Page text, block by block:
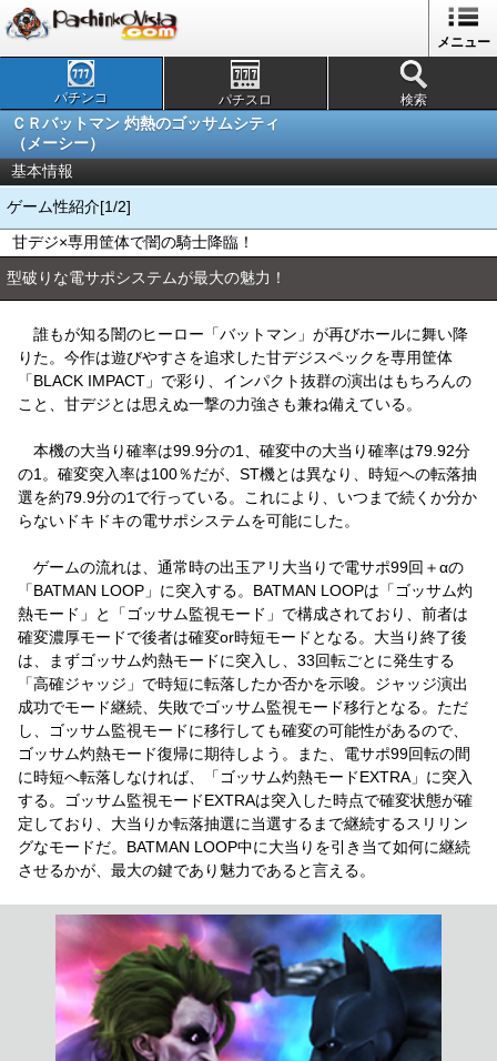
メニュー
パチンコ パチスロ 検索
ＣＲバットマン 灼熱のゴッサムシティ
（メーシー）
基本情報
ゲーム性紹介[1/2]
甘デジ×専用筐体で闇の騎士降臨！
型破りな電サポシステムが最大の魅力！
誰もが知る闇のヒーロー「バットマン」が再びホールに舞い降
りた。今作は遊びやすさを追求した甘デジスペックを専用筐体
「BLACK IMPACT」で彩り、インパクト抜群の演出はもちろんの
こと、甘デジとは思えぬ一撃の力強さも兼ね備えている。
本機の大当り確率は99.9分の1、確変中の大当り確率は79.92分
の1。確変突入率は100％だが、ST機とは異なり、時短への転落抽
選を約79.9分の1で行っている。これにより、いつまで続くか分か
らないドキドキの電サポシステムを可能にした。
ゲームの流れは、通常時の出玉アリ大当りで電サポ99回＋αの
「BATMAN LOOP」に突入する。BATMAN LOOPは「ゴッサム灼
熱モード」と「ゴッサム監視モード」で構成されており、前者は
確変濃厚モードで後者は確変or時短モードとなる。大当り終了後
は、まずゴッサム灼熱モードに突入し、33回転ごとに発生する
「高確ジャッジ」で時短に転落したか否かを示唆。ジャッジ演出
成功でモード継続、失敗でゴッサム監視モード移行となる。ただ
し、ゴッサム監視モードに移行しても確変の可能性があるので、
ゴッサム灼熱モード復帰に期待しよう。また、電サポ99回転の間
に時短へ転落しなければ、「ゴッサム灼熱モードEXTRA」に突入
する。ゴッサム監視モードEXTRAは突入した時点で確変状態が確
定しており、大当りか転落抽選に当選するまで継続するスリリン
グなモードだ。BATMAN LOOP中に大当りを引き当て如何に継続
させるかが、最大の鍵であり魅力であると言える。